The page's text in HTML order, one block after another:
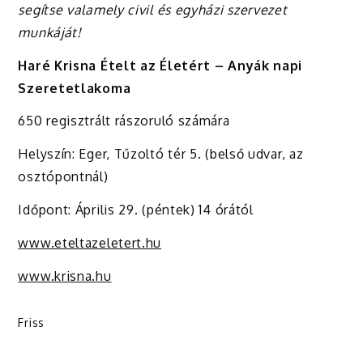
segítse valamely civil és egyházi szervezet
munkáját!
Haré Krisna Ételt az Életért – Anyák napi
Szeretetlakoma
650 regisztrált rászoruló számára
Helyszín: Eger, Tűzoltó tér 5. (belső udvar, az
osztópontnál)
Időpont: Április 29. (péntek) 14 órától
www.eteltazeletert.hu
www.krisna.hu
Friss